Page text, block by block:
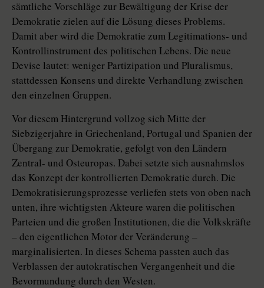
sämtliche Vorschläge zur Bewältigung der Krise der
Demokratie zielen auf die Lösung dieses Problems.
Damit aber wird die Demokratie zum Legitimations- und
Kontrollinstrument des politischen Lebens. Die neue
Devise lautet: weniger Partizipation und Pluralismus,
stattdessen Konsens und direkte Verhandlung zwischen
den einzelnen Gruppen.
Vor diesem Hintergrund vollzog sich Mitte der
Siebzigerjahre in Griechenland, Portugal und Spanien der
Übergang zur Demokratie, gefolgt von den Ländern
Zentral- und Osteuropas. Dabei setzte sich ausnahmslos
das Konzept der kontrollierten Demokratie durch. Die
Demokratisierungsprozesse verliefen stets von oben nach
unten, ihre wichtigsten Akteure waren die politischen
Parteien und die großen Institutionen, die die Volkskräfte
– den eigentlichen Motor der Veränderung –
marginalisierten. In dieses Schema passten auch das
Verblassen der autokratischen Vergangenheit und die
Bevormundung durch den Westen.